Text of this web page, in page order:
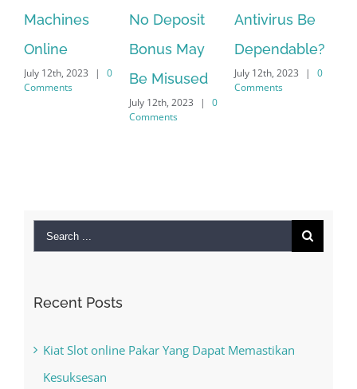
Machines
Online
July 12th, 2023 | 0
Comments
No Deposit
Bonus May
Be Misused
July 12th, 2023 | 0
Comments
Antivirus Be
Dependable?
July 12th, 2023 | 0
Comments
July
Search
Recent Posts
Kiat Slot online Pakar Yang Dapat Memastikan
Kesuksesan